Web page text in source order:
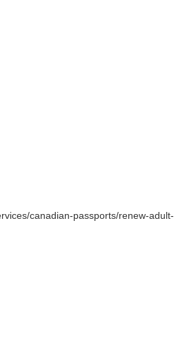
canadian-passports/renew-adult-